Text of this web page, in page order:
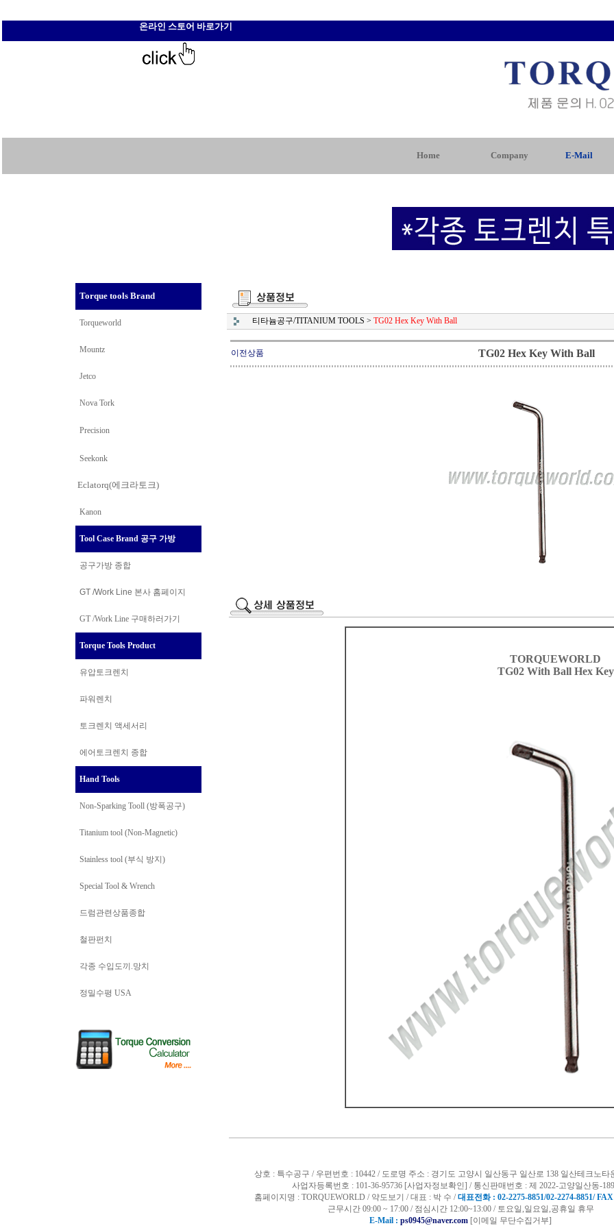
온라인 스토어 바로가기
Home Company E-Mail
Torque tools Brand
Torqueworld
Mountz
Jetco
Nova Tork
Precision
Seekonk
Eclatorq(에크라토크)
Kanon
Tool Case Brand 공구 가방
공구가방 종합
GT /Work Line 본사 홈페이지
GT /Work Line 구매하러가기
Torque Tools Product
유압토크렌치
파워렌치
토크렌치 액세서리
에어토크렌치 종합
Hand Tools
Non-Sparking Tooll (방폭공구)
Titanium tool (Non-Magnetic)
Stainless tool (부식 방지)
Special Tool & Wrench
드럼관련상품종합
철판펀치
각종 수입도끼.망치
정밀수평 USA
티타늄공구/TITANIUM TOOLS > TG02 Hex Key With Ball
이전상품 TG02 Hex Key With Ball
TORQUEWORLD
TG02 With Ball Hex Key
상호 : 특수공구 / 우편번호 : 10442 / 도로명 주소 : 경기도 고양시 일산동구 일산로 138 일산테크노타
사업자등록번호 : 101-36-95736 [사업자정보확인] /통신판매번호 : 제 2022-고양일산동-
홈페이지명 : TORQUEWORLD / 약도보기 / 대표 : 박 수 /대표전화 : 02-2275-8851/02-2274-8851/
근무시간 09:00 ~ 17:00 / 점심시간 12:00~13:00 / 토요일,일요일,공휴일 휴무
E-Mail : ps0945@naver.com [이메일 무단수집거부]